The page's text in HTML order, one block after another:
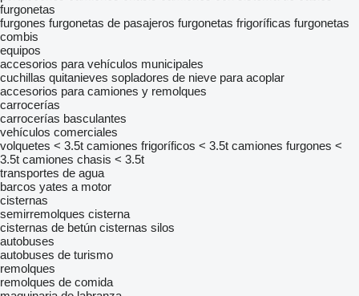
furgonetas
furgones furgonetas de pasajeros furgonetas frigoríficas furgonetas
combis
equipos
accesorios para vehículos municipales
cuchillas quitanieves sopladores de nieve para acoplar
accesorios para camiones y remolques
carrocerías
carrocerías basculantes
vehículos comerciales
volquetes < 3.5t camiones frigoríficos < 3.5t camiones furgones <
3.5t camiones chasis < 3.5t
transportes de agua
barcos yates a motor
cisternas
semirremolques cisterna
cisternas de betún cisternas silos
autobuses
autobuses de turismo
remolques
remolques de comida